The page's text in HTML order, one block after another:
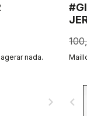
nada.
navigate_next navigate_before